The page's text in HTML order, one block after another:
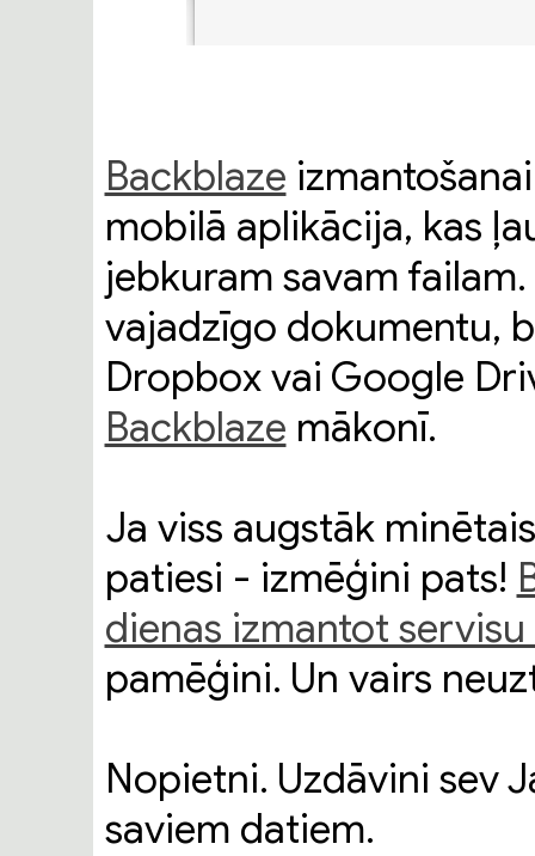
Backblaze
mobilā aplikācija, kas
jebkuram savam
vajadzīgo dokumentu,
Dropbox vai Google
Backblaze mākonī.
Ja viss augstāk
patiesi - izmēģini pats!
dienas izmantot servisu
pamēģini. Un vairs
Nopietni. Uzdāvini sev
saviem datiem.